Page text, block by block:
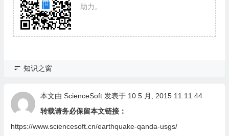
助力。
知识之窗
本文由 ScienceSoft发表于 10 5 月, 2015 11:11:44
转载请务必保留本文链接：
https://www.sciencesoft.cn/earthquake-qanda-usgs/